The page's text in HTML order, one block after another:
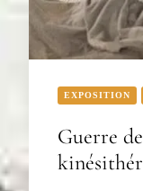
EXPOSITION
Guerre